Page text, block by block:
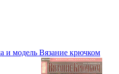
и модель Вязание крючком